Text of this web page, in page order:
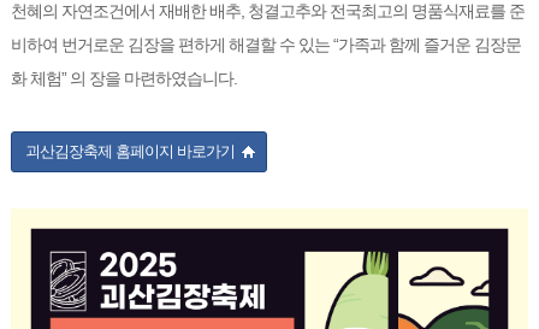
천혜의 자연조건에서 재배한 배추, 청결고추와 전국최고의 명품식재료를 준
비하여 번거로운 김장을 편하게 해결할 수 있는 “가족과 함께 즐거운 김장문
화 체험” 의 장을 마련하였습니다.
괴산김장축제 홈페이지 바로가기